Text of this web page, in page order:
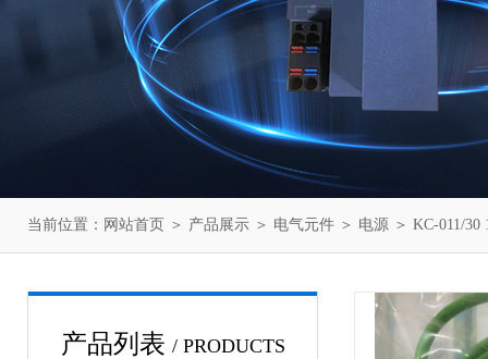
当前位置： 网站首页 ＞ 产品展示 ＞ 电气元件 ＞ 电源 ＞ KC-011/
产品列表 / PRODUCTS